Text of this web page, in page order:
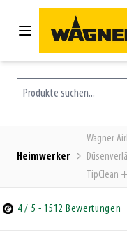
Zum Inhalt springen
Produkte suchen...
Heimwerker
Wagner
TipClean
4/ 5 - 1512 Bewertungen